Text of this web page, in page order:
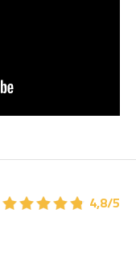
★★★★★
★★★★★ 4,8/5